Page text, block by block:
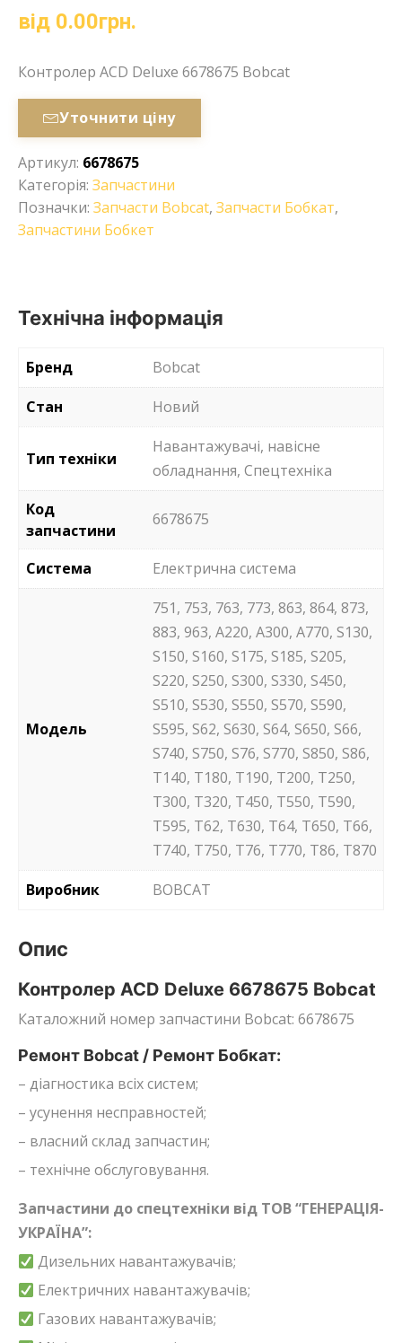
від 0.00грн.
Контролер ACD Deluxe 6678675 Bobcat
Уточнити ціну
Артикул: 6678675
Категорія: Запчастини
Позначки: Запчасти Bobcat, Запчасти Бобкат,
Запчастини Бобкет
Технічна інформація
Бренд
Bobcat
Стан
Новий
Тип техніки
Навантажувачі, навісне
обладнання, Спецтехніка
Код
запчастини
6678675
Система Електрична система
Модель
751, 753, 763, 773, 863, 864, 873,
883, 963, A220, A300, A770, S130,
S150, S160, S175, S185, S205,
S220, S250, S300, S330, S450,
S510, S530, S550, S570, S590,
S595, S62, S630, S64, S650, S66,
S740, S750, S76, S770, S850, S86,
T140, T180, T190, T200, T250,
T300, T320, T450, T550, T590,
T595, T62, T630, T64, T650, T66,
T740, T750, T76, T770, T86, T870
Виробник
BOBCAT
Опис
Контролер ACD Deluxe 6678675 Bobcat
Каталожний номер запчастини Bobcat: 6678675
Ремонт Bobcat / Ремонт Бобкат:
– діагностика всіх систем;
– усунення несправностей;
– власний склад запчастин;
– технічне обслуговування.
Запчастини до спецтехніки від ТОВ “ГЕНЕРАЦІЯ-
УКРАЇНА”:
Дизельних навантажувачів;
Електричних навантажувачів;
Газових навантажувачів;